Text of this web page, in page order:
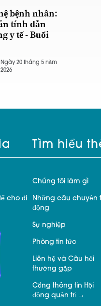
bệnh nhân:
tính dẫn
y tế - Buổi
Ngày 20 tháng 5 năm
2026
cho đi
Tìm hiểu
Chúng tôi làm gì
Những câu chuyện
động
Sự nghiệp
Phòng tin tức
Liên hệ và Câu hỏi
thường gặp
Cổng thông tin Hội
đồng quản trị